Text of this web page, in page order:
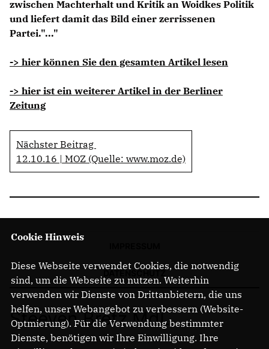
zwischen Machterhalt und Kritik an Woidkes Politik
und liefert damit das Bild einer zerrissenen
Partei."..."
-> hier können Sie den gesamten Artikel lesen
-> hier ist ein weiterer Artikel in der Berliner
Zeitung
Nächster Beitrag
12.10.16 | MOZ (Quelle: www.moz.de)
Steeven Bretz MdL
Cookie Hinweis
Diese Webseite verwendet Cookies, die notwendig
sind, um die Webseite zu nutzen. Weiterhin
verwenden wir Dienste von Drittanbietern, die uns
helfen, unser Webangebot zu verbessern (Website-
Optmierung). Für die Verwendung bestimmter
Dienste, benötigen wir Ihre Einwilligung. Ihre